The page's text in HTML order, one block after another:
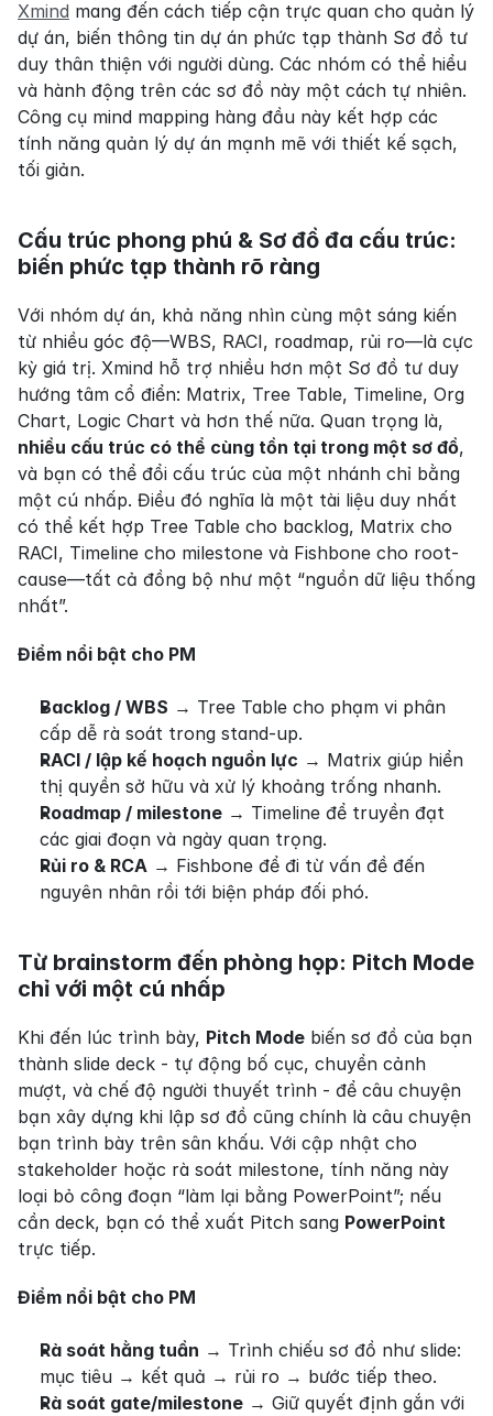
Xmind mang đến cách tiếp cận trực quan cho quản lý
dự án, biến thông tin dự án phức tạp thành Sơ đồ tư
duy thân thiện với người dùng. Các nhóm có thể hiểu
và hành động trên các sơ đồ này một cách tự nhiên.
Công cụ mind mapping hàng đầu này kết hợp các
tính năng quản lý dự án mạnh mẽ với thiết kế sạch,
tối giản.
Cấu trúc phong phú & Sơ đồ đa cấu trúc:
biến phức tạp thành rõ ràng
Với nhóm dự án, khả năng nhìn cùng một sáng kiến
từ nhiều góc độ—WBS, RACI, roadmap, rủi ro—là cực
kỳ giá trị. Xmind hỗ trợ nhiều hơn một Sơ đồ tư duy
hướng tâm cổ điển: Matrix, Tree Table, Timeline, Org
nhiều cấu trúc có thể cùng tồn tại trong một sơ đồ,
và bạn có thể đổi cấu trúc của một nhánh chỉ bằng
một cú nhấp. Điều đó nghĩa là một tài liệu duy nhất
có thể kết hợp Tree Table cho backlog, Matrix cho
RACI, Timeline cho milestone và Fishbone cho root-
cause—tất cả đồng bộ như một “nguồn dữ liệu thống
nhất”.
Điểm nổi bật cho PM
Backlog / WBS → Tree Table cho phạm vi phân
cấp dễ rà soát trong stand-up.
RACI / lập kế hoạch nguồn lực → Matrix giúp hiển
thị quyền sở hữu và xử lý khoảng trống nhanh.
Roadmap / milestone → Timeline để truyền đạt
các giai đoạn và ngày quan trọng.
Rủi ro & RCA → Fishbone để đi từ vấn đề đến
nguyên nhân rồi tới biện pháp đối phó.
Từ brainstorm đến phòng họp: Pitch Mode
chỉ với một cú nhấp
Khi đến lúc trình bày, Pitch Mode biến sơ đồ của bạn
thành slide deck - tự động bố cục, chuyển cảnh
mượt, và chế độ người thuyết trình - để câu chuyện
bạn xây dựng khi lập sơ đồ cũng chính là câu chuyện
bạn trình bày trên sân khấu. Với cập nhật cho
stakeholder hoặc rà soát milestone, tính năng này
loại bỏ công đoạn “làm lại bằng PowerPoint”; nếu
cần deck, bạn có thể xuất Pitch sang PowerPoint
trực tiếp.
Điểm nổi bật cho PM
Rà soát hằng tuần → Trình chiếu sơ đồ như slide:
mục tiêu → kết quả → rủi ro → bước tiếp theo.
Rà soát gate/milestone → Giữ quyết định gắn với